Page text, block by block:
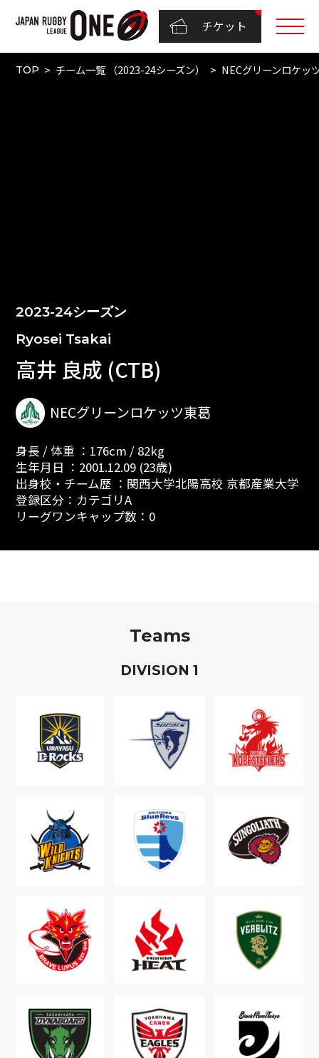
チケット
TOP チーム一覧 （2023-24シーズン） NECグリーンロケッ
2023-24シーズン
Ryosei Tsakai
高井 良成 (CTB)
NECグリーンロケッツ東葛
身長 / 体重 ：176cm / 82kg
生年月日 ：2001.12.09 (23歳)
出身校・チーム歴 ：関西大学北陽高校 京都産業大学
登録区分：カテゴリA
リーグワンキャップ数：0
Teams
DIVISION 1